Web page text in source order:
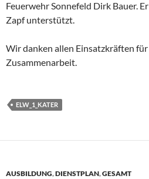
Feuerwehr Sonnefeld Dirk Bauer.
Zapf unterstützt.
Wir danken allen Einsatzkräften
Zusammenarbeit.
ELW_1_KATER
AUSBILDUNG,DIENSTPLAN,GESAMT